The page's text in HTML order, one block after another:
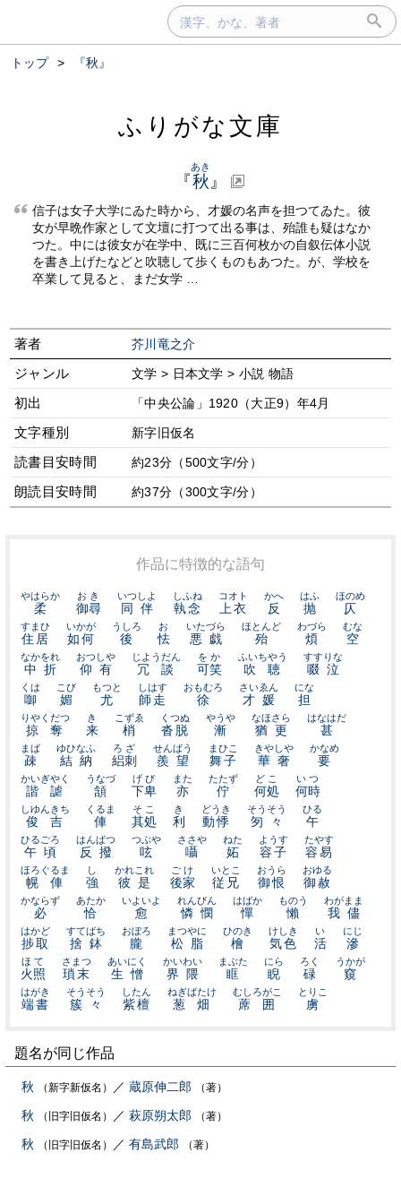
トップ > 『秋』
ふりがな文庫
『秋
あき
』
信子は女子大学にゐた時から、才媛の名声を担つてゐた。彼
女が早晩作家として文壇に打つて出る事は、殆誰も疑はなか
つた。中には彼女が在学中、既に三百何枚かの自叙伝体小説
を書き上げたなどと吹聴して歩くものもあつた。が、学校を
卒業して見ると、まだ女学 …
著者 芥川竜之介
ジャンル 文学 > 日本文学 > 小説 物語
初出 「中央公論」1920（大正9）年4月
文字種別 新字旧仮名
読書目安時間 約23分（500文字/分）
朗読目安時間 約37分（300文字/分）
作品に特徴的な語句
柔
やはらか
御尋
おき
同伴
いつしよ
執念
しふね
上衣
コオト
反
かへ
抛
はふ
仄
ほのめ
住居
すまひ
如何
いかが
後
うしろ
怯
お
悪戯
いたづら
殆
ほとんど
煩
わづら
空
むな
中折
なかをれ
仰有
おつしや
冗談
じようだん
可笑
をか
吹聴
ふいちやう
啜泣
すすりな
啣
くは
媚
こび
尤
もつと
師走
しはす
徐
おもむろ
才媛
さいゑん
担
にな
掠奪
りやくだつ
来
き
梢
こずゑ
沓脱
くつぬ
漸
やうや
猶更
なほさら
甚
はなはだ
疎
まば
結納
ゆひなふ
絽刺
ろざ
羨望
せんばう
舞子
まひこ
華奢
きやしや
要
かなめ
諧謔
かいぎやく
頷
うなづ
下卑
げび
亦
また
佇
たたず
何処
どこ
何時
いつ
俊吉
しゆんきち
俥
くるま
其処
そこ
利
き
動悸
どうき
匇々
そうそう
午
ひる
午頃
ひるごろ
反撥
はんぱつ
呟
つぶや
囁
ささや
妬
ねた
容子
ようす
容易
たやす
幌俥
ほろぐるま
強
し
彼是
かれこれ
後家
ごけ
従兄
いとこ
御恨
おうら
御赦
おゆる
必
かならず
恰
あたか
愈
いよいよ
憐憫
れんびん
憚
はばか
懶
ものう
我儘
わがまま
捗取
はかど
捨鉢
すてばち
朧
おぼろ
松脂
まつやに
檜
ひのき
気色
けしき
活
い
滲
にじ
火照
ほて
瑣末
さまつ
生憎
あいにく
界隈
かいわい
眶
まぶた
睨
にら
碌
ろく
窺
うかが
端書
はがき
簇々
そうそう
紫檀
したん
葱畑
ねぎばたけ
蓆囲
むしろがこ
虜
とりこ
題名が同じ作品
秋 （新字新仮名） ／ 蔵原伸二郎 （著）
秋 （旧字旧仮名） ／ 萩原朔太郎 （著）
秋 （旧字旧仮名） ／ 有島武郎 （著）